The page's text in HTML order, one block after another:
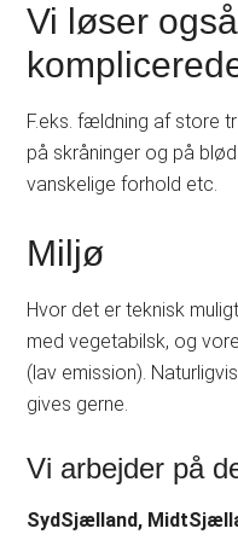
Vi løser
F.eks. fældning af store
på skråninger og på
vanskelige forhold etc.
Miljø
Hvor det er teknisk
med vegetabilsk, og
(lav emission).
gives gerne.
Vi arbejder på
SydSjælland,